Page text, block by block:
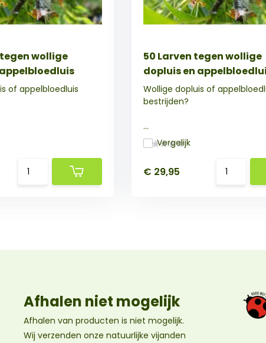
wollige
of appelbloedluis
50 Larven tegen wollige
dopluis en
Wollige dopluis of
bestrijden?
...
Vergelijk
€ 29,95
Afhalen niet mogelijk
Afhalen van producten is niet mogelijk.
Wij verzenden onze natuurlijke vijanden